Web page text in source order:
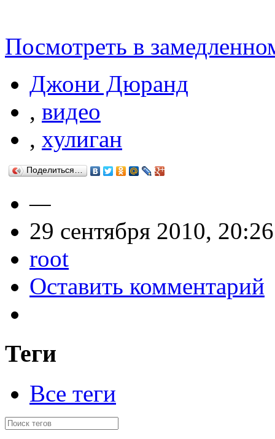
Посмотреть в
Джони Дюранд
, видео
, хулиган
Поделиться…
—
29 сентября 2010, 20:26
root
Оставить комментарий
Теги
Все теги